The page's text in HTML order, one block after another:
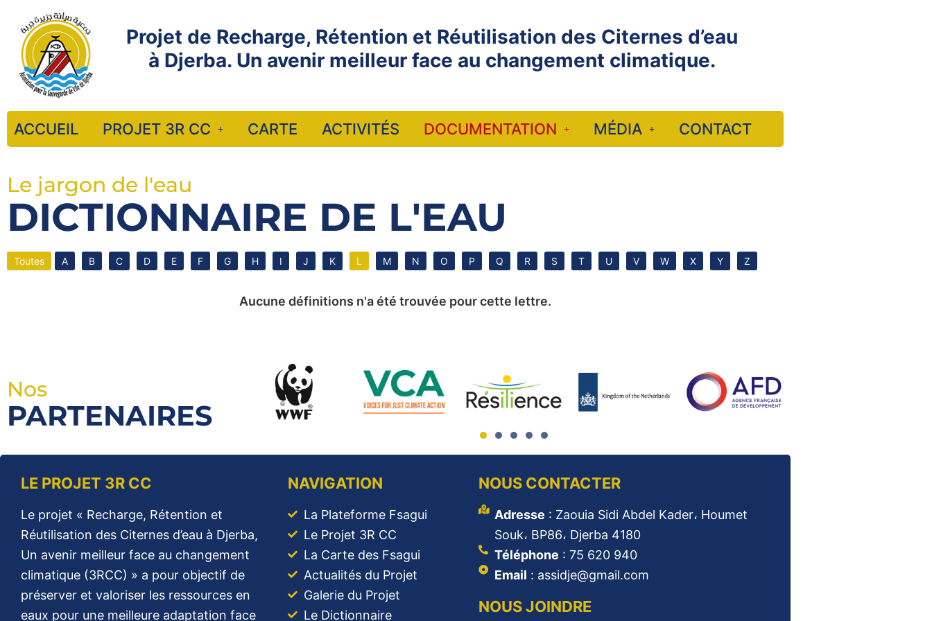
Projet de Recharge, Rétention et Réutilisation des Citernes d’eau
à Djerba. Un avenir meilleur face au changement climatique.
ACCUEIL PROJET 3R CC CARTE ACTIVITÉS DOCUMENTATION MÉDIA CONTACT
Le jargon de l'eau
DICTIONNAIRE DE L'EAU
Toutes A B C D E F G H I J K L M N O P Q R S T U V W X Y Z
Aucune définitions n'a été trouvée pour cette lettre.
Nos
PARTENAIRES
LE PROJET 3R CC
Le projet « Recharge, Rétention et
Réutilisation des Citernes d’eau à Djerba,
Un avenir meilleur face au changement
climatique (3RCC) » a pour objectif de
préserver et valoriser les ressources en
eaux pour une meilleure adaptation face
NAVIGATION
La Plateforme Fsagui
Le Projet 3R CC
La Carte des Fsagui
Actualités du Projet
Galerie du Projet
Le Dictionnaire
NOUS CONTACTER
Adresse : Zaouia Sidi Abdel Kader، Houmet
Souk، BP86، Djerba 4180
Téléphone : 75 620 940
Email : assidje@gmail.com
NOUS JOINDRE